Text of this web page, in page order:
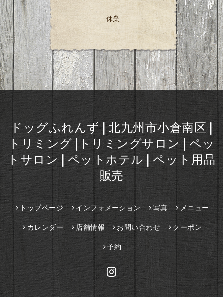
休業
ドッグふれんず | 北九州市小倉南区 |
トリミング |トリミングサロン | ペッ
トサロン | ペットホテル | ペット用品
販売
トップページ インフォメーション 写真 メニュー
カレンダー 店舗情報 お問い合わせ クーポン
予約